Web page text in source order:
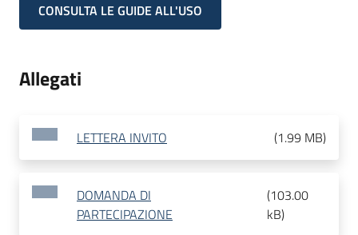
CONSULTA LE GUIDE ALL'USO
Allegati
LETTERA INVITO (1.99 MB)
DOMANDA DI
PARTECIPAZIONE
(103.00
kB)